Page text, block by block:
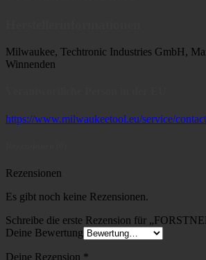
Milwaukee, Techtronic Industries GmbH,
Winnenden
https://www.milwaukeetool.eu/service/
Rezensionen
Es gibt noch keine Rezensionen.
Schreibe die erste Rezension für
Deine Bewertung
Deine Rezension *